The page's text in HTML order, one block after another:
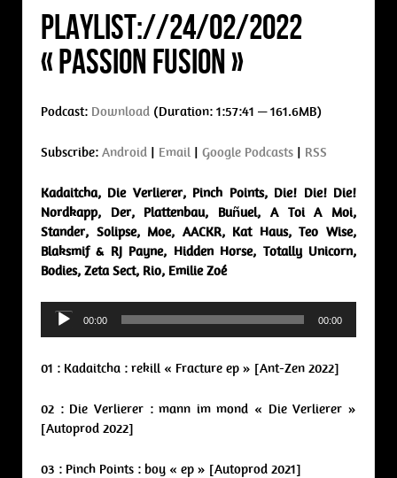
PLAYLIST://24/02/2022
« Passion Fusion »
Podcast: Download (Duration: 1:57:41 — 161.6MB)
Subscribe: Android | Email | Google Podcasts | RSS
Kadaitcha, Die Verlierer, Pinch Points, Die! Die! Die!
Nordkapp, Der, Plattenbau, Buñuel, A Toi A Moi,
Stander, Solipse, Moe, AACKR, Kat Haus, Teo Wise,
Blaksmif & RJ Payne, Hidden Horse, Totally Unicorn,
Bodies, Zeta Sect, Rio, Emilie Zoé
Audio
Player
00:00 00:00
01 : Kadaitcha : rekill « Fracture ep » [Ant-Zen 2022]
02 : Die Verlierer : mann im mond « Die Verlierer »
[Autoprod 2022]
03 : Pinch Points : boy « ep » [Autoprod 2021]